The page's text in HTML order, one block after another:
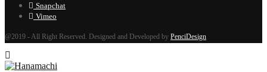
Snapchat
Vimeo
@2019 - All Right Reserved. Designed and Developed by PenciDesign